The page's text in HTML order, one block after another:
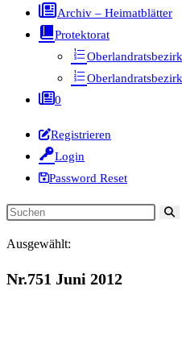
Archiv – Heimatblätter
Protektorat
0
Registrieren
Login
Password Reset
Diese
durchsuchen
Ausgewählt:
Nr.751 Juni 2012